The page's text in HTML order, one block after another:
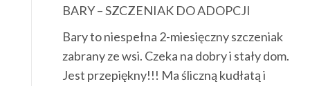
BARY – SZCZENIAK DO ADOPCJI
Bary to niespełna 2-miesięczny szczeniak
zabrany ze wsi. Czeka na dobry i stały dom.
Jest przepiękny!!! Ma śliczną kudłatą i